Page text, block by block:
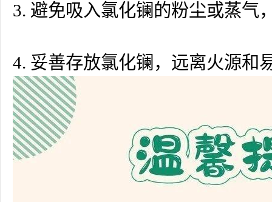
3. 避免吸入氯化镧的粉尘或蒸气
4. 妥善存放氯化镧，远离火源和